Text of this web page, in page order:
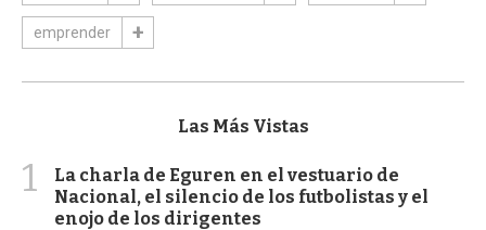
emprender
Las Más Vistas
1
La charla de Eguren en el vestuario de
Nacional, el silencio de los futbolistas y el
enojo de los dirigentes